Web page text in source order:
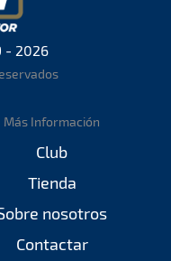
- 2026
Más Información
Club
Tienda
nosotros
Contactar